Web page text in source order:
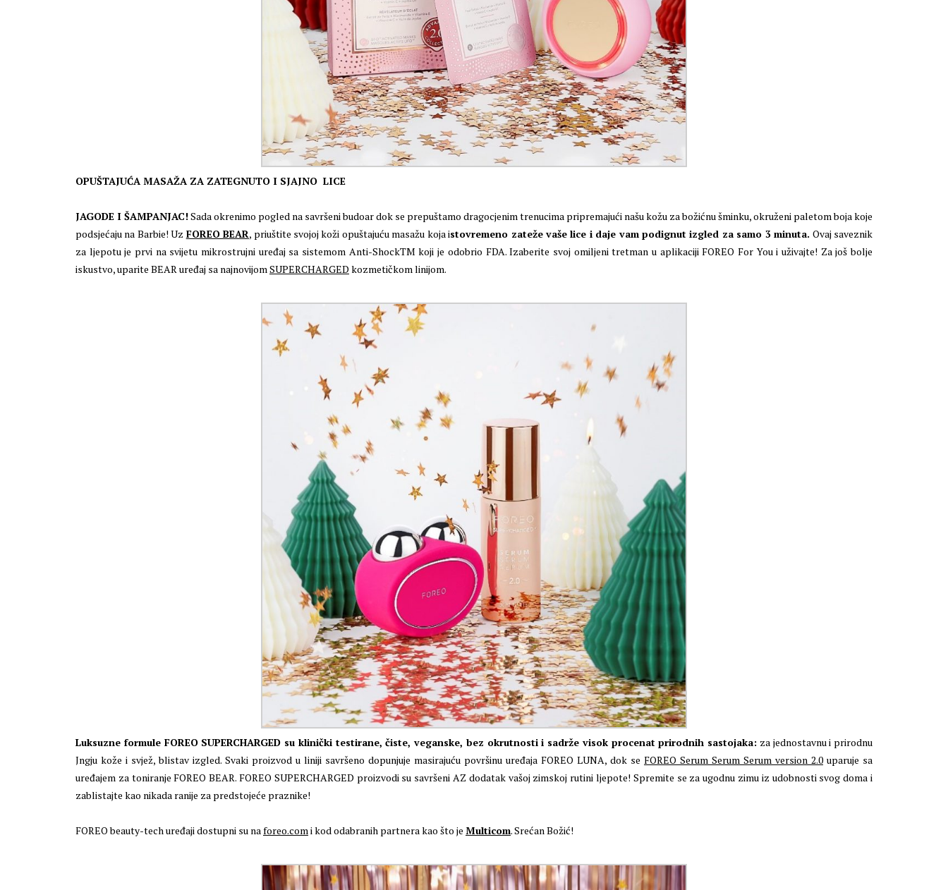
OPUŠTAJUĆA MASAŽA ZA ZATEGNUTO I SJAJNO LICE
JAGODE I ŠAMPANJAC!Sada okrenimo pogled na savršeni budoar dok se prepuštamo dragocjenim trenucima pripremajući našu kožu za božićnu šminku, okruženi paletom boja koje
podsjećaju na Barbie! Uz FOREO BEAR, priuštite svojoj koži opuštajuću masažu koja istovremeno zateže vaše lice i daje vam podignut izgled za samo 3 minuta. Ovaj saveznik
za ljepotu je prvi na svijetu mikrostrujni uređaj sa sistemom Anti-ShockTM koji je odobrio FDA. Izaberite svoj omiljeni tretman u aplikaciji FOREO For You i uživajte! Za još bolje
iskustvo, uparite BEAR uređaj sa najnovijom SUPERCHARGED kozmetičkom linijom.
Luksuzne formule FOREO SUPERCHARGED su klinički testirane, čiste, veganske, bez okrutnosti i sadrže visok procenat prirodnih sastojaka: za jednostavnu i prirodnu
Jngju kože i svjež, blistav izgled. Svaki proizvod u liniji savršeno dopunjuje masirajuću površinu uređaja FOREO LUNA, dok se FOREO Serum Serum Serum version 2.0 uparuje sa
uređajem za toniranje FOREO BEAR. FOREO SUPERCHARGED proizvodi su savršeni AZ dodatak vašoj zimskoj rutini ljepote! Spremite se za ugodnu zimu iz udobnosti svog doma i
zablistajte kao nikada ranije za predstojeće praznike!
FOREO beauty-tech uređaji dostupni su na foreo.com i kod odabranih partnera kao što je Multicom. Srećan Božić!